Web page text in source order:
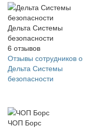
Дельта Системы
безопасности
6 отзывов
Отзывы сотрудников о
Дельта Системы
безопасности
ЧОП Борс